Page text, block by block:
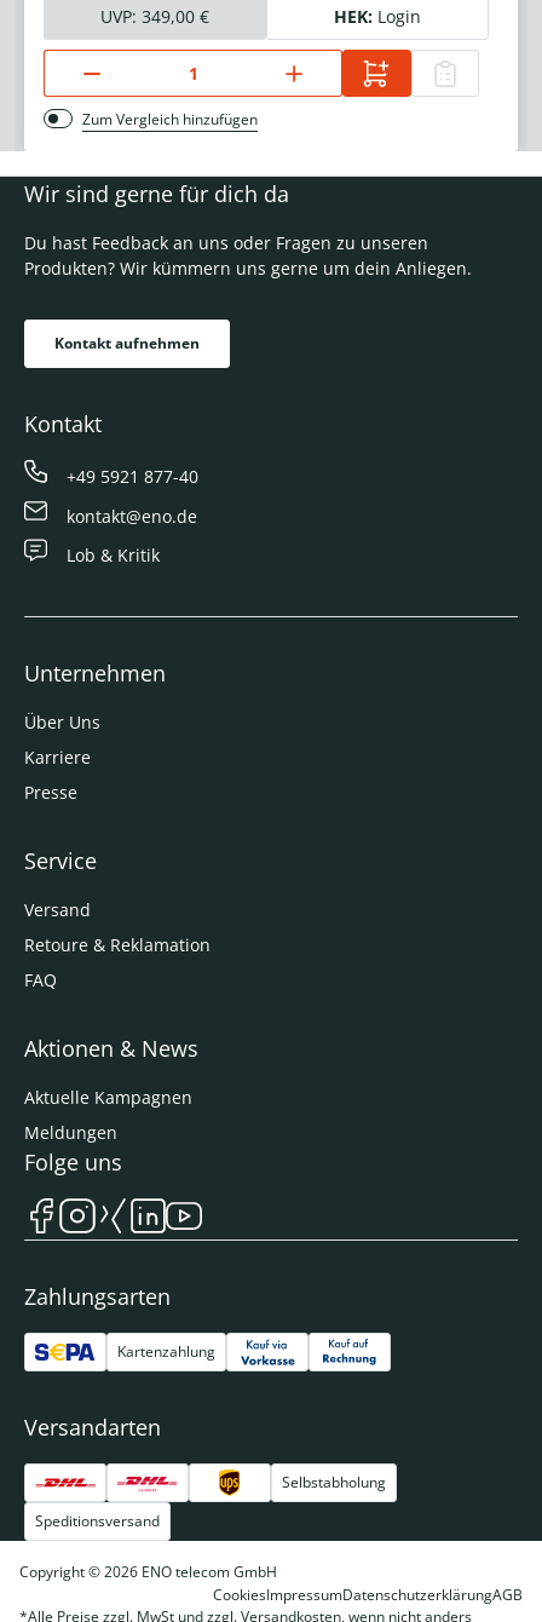
UVP: 349,00 € HEK: Login
Zum Vergleich hinzufügen
Wir sind gerne für dich da
Du hast Feedback an uns oder Fragen zu unseren
Produkten? Wir kümmern uns gerne um dein Anliegen.
Kontakt aufnehmen
Kontakt
+49 5921 877-40
kontakt@eno.de
Lob & Kritik
Unternehmen
Über Uns
Karriere
Presse
Service
Versand
Retoure & Reklamation
FAQ
Aktionen & News
Aktuelle Kampagnen
Meldungen
Zahlungsarten
Kartenzahlung
Versandarten
Selbstabholung
Speditionsversand
Folge uns
Copyright © 2026 ENO telecom GmbH
CookiesImpressumDatenschutzerklärungAGB
*Alle Preise zzgl. MwSt und zzgl. Versandkosten, wenn nicht anders